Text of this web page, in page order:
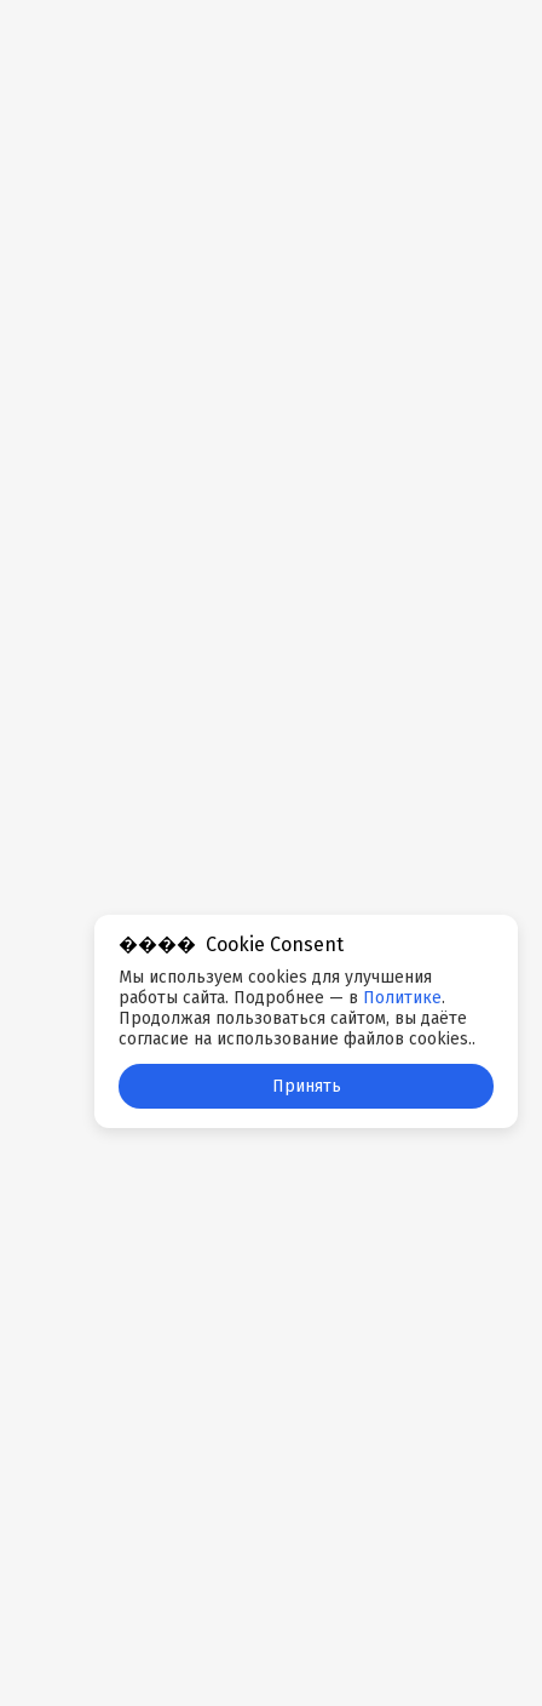
Cookie Consent
Мы используем cookies для улучшения
работы сайта. Подробнее — в Политике.
Продолжая пользоваться сайтом, вы даёте
согласие на использование файлов cookies..
Принять